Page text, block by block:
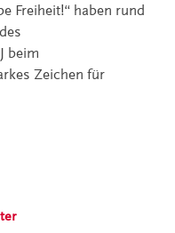
Freiheit!“ haben rund
beim
Zeichen für